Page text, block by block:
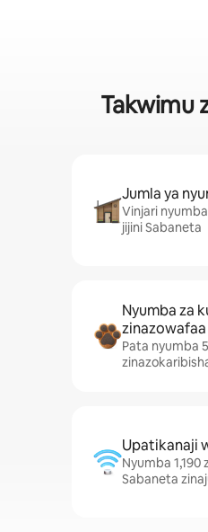
Takwimu
Jumla ya
Vinjari
jijini Sabaneta
Nyumba za
Pata nyumba
Upatikanaji
Nyumba 1,190
Sabaneta